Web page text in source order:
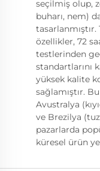
seçilmiş olup,
buharı, nem)
özellikler, 72
testlerinden
standartlarını
yüksek kalite
sağlamıştır.
Avustralya
ve Brezilya
pazarlarda
küresel ürün